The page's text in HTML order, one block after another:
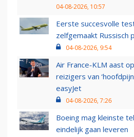
04-08-2026, 10:57
Eerste succesvolle
zelfgemaakt Russisch
04-08-2026, 9:54
Air France-KLM aast
reizigers van
easyJet
04-08-2026, 7:26
Boeing mag kleinste
eindelijk gaan leveren